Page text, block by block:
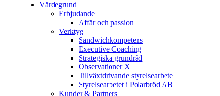
Värdegrund
Erbjudande
Affär och passion
Verktyg
Sandwichkompetens
Executive Coaching
Strategiska grundråd
Observationer X
Tillväxtdrivande styrelsearbete
Styrelsearbetet i Polarbröd AB
Kunder & Partners